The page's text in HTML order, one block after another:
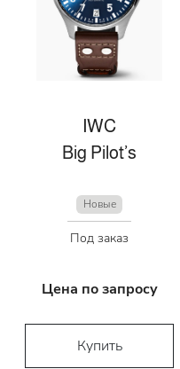
IWC
Big Pilot’s
Новые
Под заказ
Цена по запросу
Купить